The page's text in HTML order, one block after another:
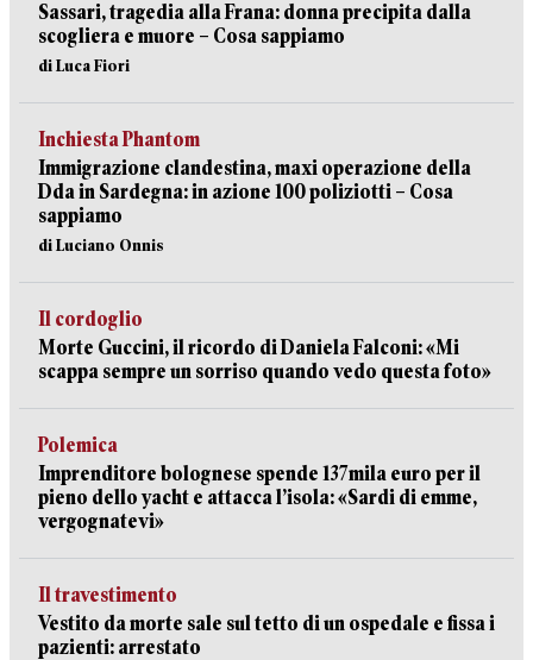
Sassari, tragedia alla Frana: donna precipita dalla
scogliera e muore – Cosa sappiamo
di Luca Fiori
Inchiesta Phantom
Immigrazione clandestina, maxi operazione della
Dda in Sardegna: in azione 100 poliziotti – Cosa
sappiamo
di Luciano Onnis
Il cordoglio
Morte Guccini, il ricordo di Daniela Falconi: «Mi
scappa sempre un sorriso quando vedo questa foto»
Polemica
Imprenditore bolognese spende 137mila euro per il
pieno dello yacht e attacca l’isola: «Sardi di emme,
vergognatevi»
Il travestimento
Vestito da morte sale sul tetto di un ospedale e fissa i
pazienti: arrestato